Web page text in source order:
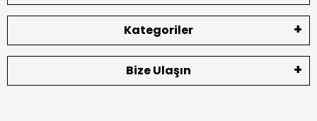
Kategoriler
Bize Ulaşın